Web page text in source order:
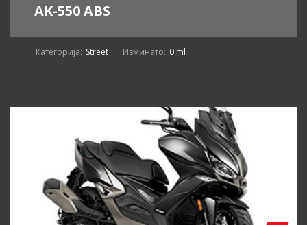
AK-550 ABS
Категорија: Street Изминато: 0 ml